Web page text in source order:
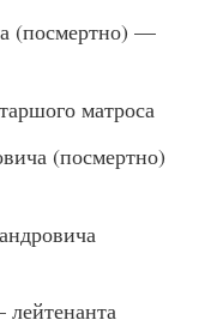
(посмертно) —
матроса
(посмертно)